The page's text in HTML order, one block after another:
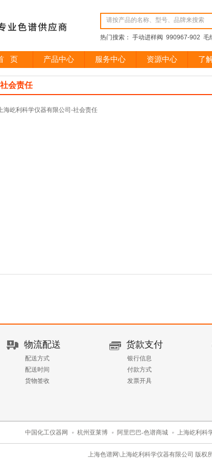
热门搜索： 手动进样阀 990967-902
页 产品中心 服务中心 资源中心 了
社会责任
海屹利科学仪器有限公司-社会责任
物流配送
配送方式
配送时间
货物签收
货款支付
银行信息
付款方式
发票开具
中国化工仪器网 杭州亚莱博 阿里巴巴-色谱商城 上海屹利科
上海色谱网\上海屹利科学仪器有限公司 版权